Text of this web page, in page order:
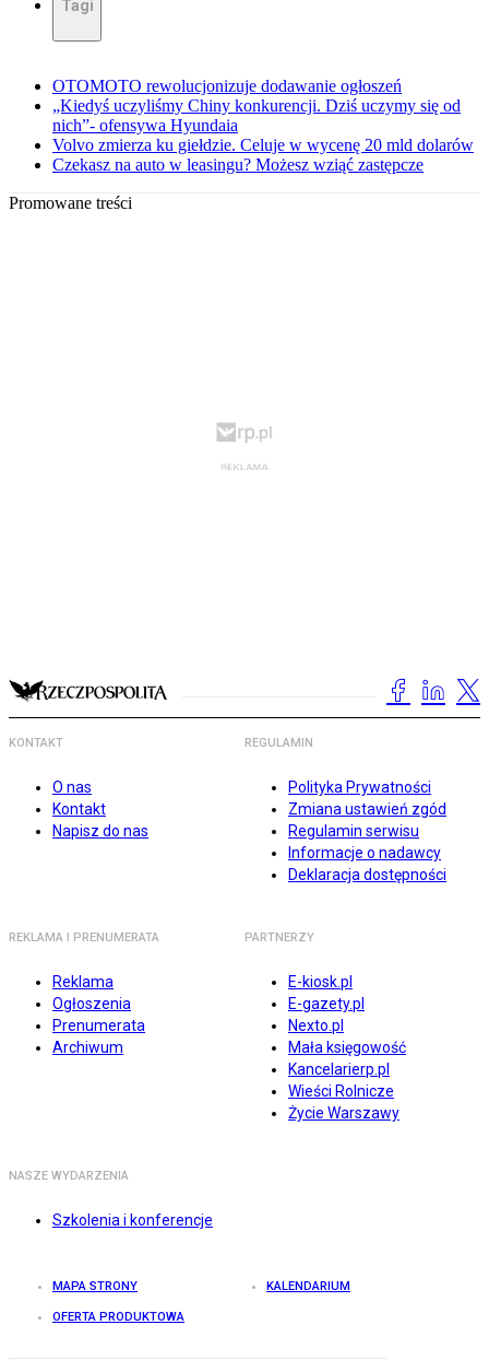
Tagi
OTOMOTO rewolucjonizuje dodawanie ogłoszeń
„Kiedyś uczyliśmy Chiny konkurencji. Dziś uczymy się od
nich”- ofensywa Hyundaia
Volvo zmierza ku giełdzie. Celuje w wycenę 20 mld dolarów
Czekasz na auto w leasingu? Możesz wziąć zastępcze
Promowane treści
KONTAKT
O nas
Kontakt
Napisz do nas
REGULAMIN
Polityka Prywatności
Zmiana ustawień zgód
Regulamin serwisu
Informacje o nadawcy
Deklaracja dostępności
REKLAMA I PRENUMERATA
Reklama
Ogłoszenia
Prenumerata
Archiwum
PARTNERZY
E-kiosk.pl
E-gazety.pl
Nexto.pl
Mała księgowość
Kancelarierp.pl
Wieści Rolnicze
Życie Warszawy
NASZE WYDARZENIA
Szkolenia i konferencje
MAPA STRONY KALENDARIUM
OFERTA PRODUKTOWA